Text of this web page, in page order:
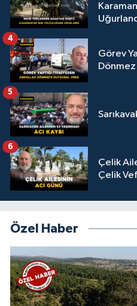
Görev
4
5
Çelik
Çelik
6
Özel Haber